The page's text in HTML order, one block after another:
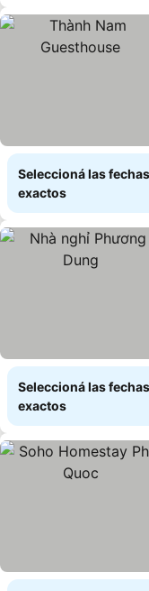
Seleccioná las
exactos
Seleccioná las
exactos